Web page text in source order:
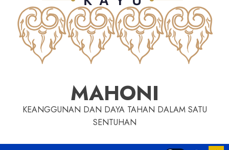
MAHONI
KEANGGUNAN DAN DAYA TAHAN DALAM SATU
SENTUHAN